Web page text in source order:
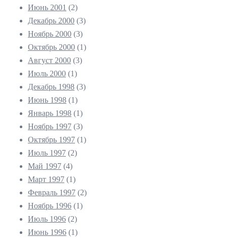
Июнь 2001 (2)
Декабрь 2000 (3)
Ноябрь 2000 (3)
Октябрь 2000 (1)
Август 2000 (3)
Июль 2000 (1)
Декабрь 1998 (3)
Июнь 1998 (1)
Январь 1998 (1)
Ноябрь 1997 (3)
Октябрь 1997 (1)
Июль 1997 (2)
Май 1997 (4)
Март 1997 (1)
Февраль 1997 (2)
Ноябрь 1996 (1)
Июль 1996 (2)
Июнь 1996 (1)